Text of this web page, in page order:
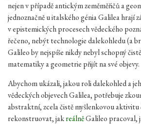
nejen v případě antickým zeměměřičů a
jednoznačně u italského génia Galilea hrají
v epistemických procesech vědeckého
řečeno, nebýt technologie dalekohledu (a
Galileo by nejspíše nikdy nebyl schopný
matematiky a geometrie přijít na své objevy.
Abychom ukázali, jakou roli dalekohled a
vědeckých objevech Galilea, potřebuje
abstraktní, zcela čistě myšlenkovou aktivitu
rekonstruovat, jakreálněGalileo pracoval,